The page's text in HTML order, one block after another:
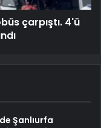
çarpıştı. 4'ü
Şanlıurfa